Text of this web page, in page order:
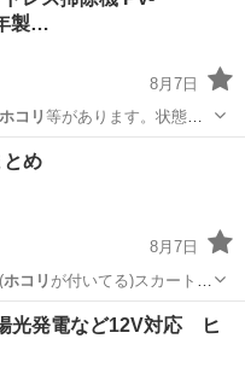
製…
8月7日
ホコリ 等があります。状態は
電
め
8月7日
ホコリ が付いてる)スカート用
光発電など12V対応 ヒ